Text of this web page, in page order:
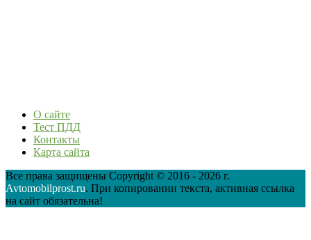
О сайте
Тест ПДД
Контакты
Карта сайта
Все права защищены Copyright © 2016 - 2026 г.
Avtomobilprost.ru. При копировании текста, активная ссылка
на сайт обязательна!